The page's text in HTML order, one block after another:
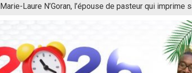
Marie-Laure N’Goran, l’épouse de pasteur qui